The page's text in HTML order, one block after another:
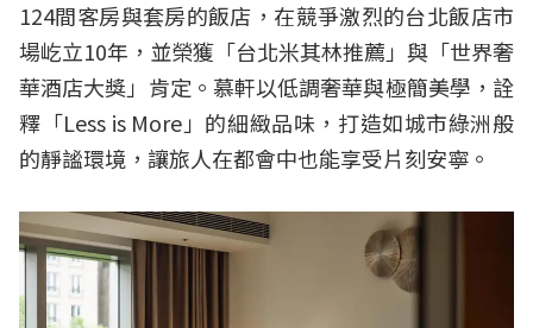
124間客房與套房的飯店，在競爭激烈的台北飯店市
場屹立10年，並榮獲「台北米其林推薦」與「世界奢
華酒店大獎」肯定。慕軒以低調奢華與極簡美學，詮
釋「Less is More」的細緻品味，打造如城市綠洲般
的靜謐環境，讓旅人在都會中也能享受片刻安寧。